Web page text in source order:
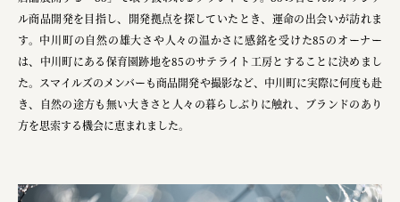
PALAB
株式会社ドリームプラザ
GOEMON
株式会社ヤマサン
株式会社東果堂
ル商品開発を目指し、開発拠点を探していたとき、運命の出会いが訪れま
す。中川町の自然の雄大さや人々の温かさに感銘を受けた85のオーナー
は、中川町にある保育園跡地を85のサテライト工房とすることに決めまし
た。スマイルズのメンバーも商品開発や撮影など、中川町に実際に何度も赴
き、自然の途方も無い大きさと人々の暮らしぶりに触れ、ブランドのあり
方を思索する機会に恵まれました。